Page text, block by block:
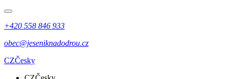
+420 558 846 933
obec@jeseniknadodrou.cz
CZČesky